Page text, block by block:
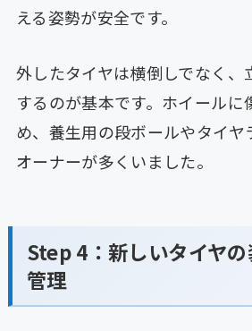
える姿勢が安全です。
外したタイヤは横倒しでなく、
するのが基本です。ホイールに
め、養生用の段ボールやタイヤ
オーナーが多くいました。
Step 4：新しいタイヤ
管理